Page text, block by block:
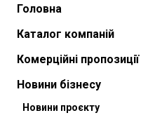
Головна
Каталог компаній
Комерційні пропозиції
Новини бізнесу
Новини проєкту